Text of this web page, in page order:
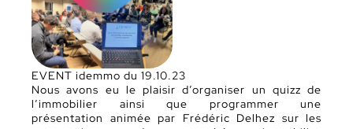
EVENT idemmo du 19.10.23
Nous avons eu le plaisir d’organiser un quizz de
l’immobilier ainsi que programmer une
présentation animée par Frédéric Delhez sur les